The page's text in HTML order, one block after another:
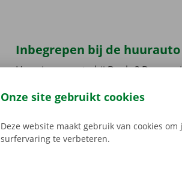
Inbegrepen bij de huurauto
Huur je een auto bij Dockx? Dan
assistentie en pechverhelping
Onze site gebruikt cookies
Deze website maakt gebruik van cookies
surfervaring te verbeteren.